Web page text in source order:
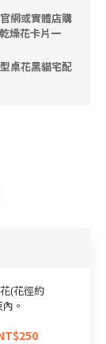
網或實體店購
燥花卡片一
桌花黑貓宅配
(花徑約
。